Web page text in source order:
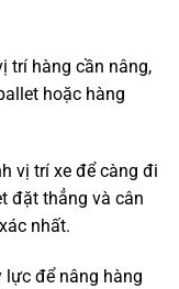
trí hàng cần nâng,
hoặc hàng
vị trí xe để càng đi
đặt thẳng và cân
nhất.
lực để nâng hàng